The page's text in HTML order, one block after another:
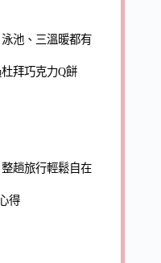
池、三溫暖都有
拜巧克力Q餅
趟旅行輕鬆自在
得